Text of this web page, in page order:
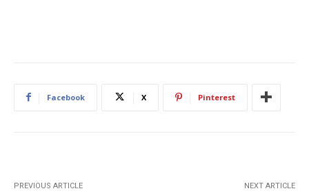
Facebook X Pinterest
PREVIOUS ARTICLE NEXT ARTICLE